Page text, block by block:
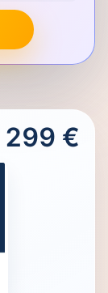
299 €